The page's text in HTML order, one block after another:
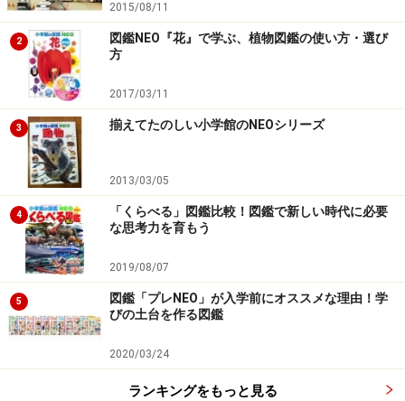
従来の分類型の図鑑から脱却し、メッセージ型図鑑ブー
ムを巻き起こしたと言われるのが、『小学館の図鑑NEO
＋くらべる図鑑』（現在は新版が出ています）。
『小学館の図鑑NEO＋くらべる図鑑』（新版）
この図鑑の特長は、分かりやすくインパクトのあるイラ
ストです。
たとえば、泳ぐスピードの速さ比べでは、小学生やクロ
マグロ・コウテイペンギンが、25mプールを一斉に泳ぎ
ます。
いつも使っているプールで行われる速さ比べなら、世界
2015/08/11
2
図鑑NEO『花』で学ぶ、植物図鑑の使い方・選び
方
2017/03/11
3 揃えてたのしい小学館のNEOシリーズ
2013/03/05
4
「くらべる」図鑑比較！図鑑で新しい時代に必要
な思考力を育もう
2019/08/07
5
図鑑「プレNEO」が入学前にオススメな理由！学
びの土台を作る図鑑
2020/03/24
ランキングをもっと見る